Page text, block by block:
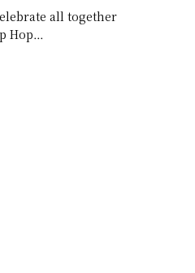
all together
Hop…